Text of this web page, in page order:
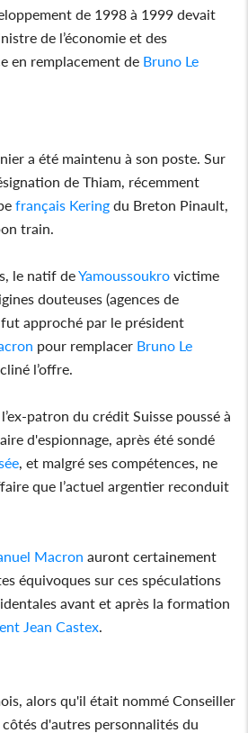
de 1998 à 1999 devait
de l’économie et des
en remplacement de Bruno Le
a été maintenu à son poste. Sur
de Thiam, récemment
français Kering du Breton Pinault,
train.
le natif deYamoussoukro victime
douteuses (agences de
approché par le président
pour remplacer Bruno Le
l’offre.
patron du crédit Suisse poussé à
d'espionnage, après été sondé
, et malgré ses compétences, ne
que l’actuel argentier reconduit
Macron auront certainement
équivoques sur ces spéculations
avant et après la formation
Jean Castex
alors qu'il était nommé Conseiller
d'autres personnalités du